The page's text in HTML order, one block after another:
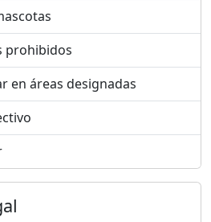
su documento de
para el registro turístico
se paga a la llegada: 3,5
del municipio de Olbia),
única.
es de 16:00 a 24:00 y la
tienen alguna otra pregunta,
del 30% para confirmar
prohibidos
en áreas designadas